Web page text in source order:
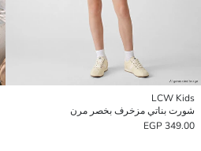
LCW Kids
شورت بناتي مزخرف بخصر مرن
349.00 EGP